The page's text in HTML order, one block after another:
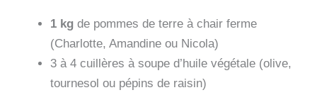
1 kg de pommes de terre à chair ferme
(Charlotte, Amandine ou Nicola)
3 à 4 cuillères à soupe d’huile végétale (olive,
tournesol ou pépins de raisin)